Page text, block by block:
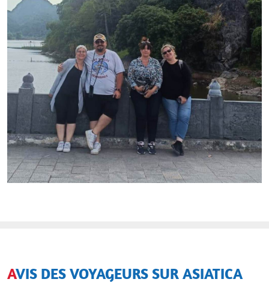
AVIS DES VOYAGEURS SUR ASIATICA